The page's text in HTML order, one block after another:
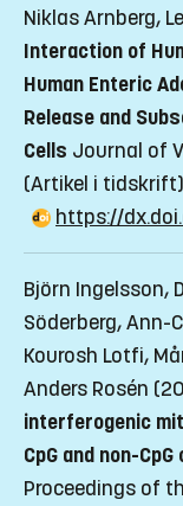
Niklas Arnberg,
Interaction of
Human Enteric
Release and
Cells Journal of
(Artikel i tidskrift)
https://
Björn Ingelsson,
Söderberg, Ann-
Kourosh Lotfi,
Anders Rosén
interferogenic
CpG and non-
Proceedings of